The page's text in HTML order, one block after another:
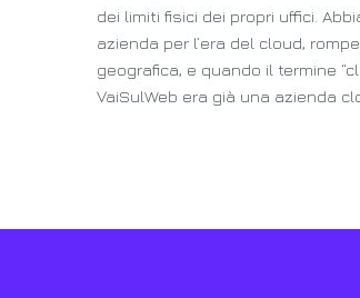
dei limiti fisici dei propri uffici.
azienda per l’era del cloud,
geografica, e quando il termine
VaiSulWeb era già una azienda